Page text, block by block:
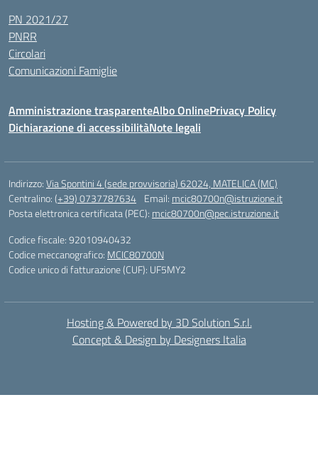
PN 2021/27
PNRR
Circolari
Comunicazioni Famiglie
Amministrazione trasparenteAlbo OnlinePrivacy Policy
Dichiarazione di accessibilitàNote legali
Indirizzo:Via Spontini 4 (sede provvisoria) 62024, MATELICA (MC)
Centralino:(+39) 0737787634 Email: mcic80700n@istruzione.it
Posta elettronica certificata (PEC): mcic80700n@pec.istruzione.it
Codice fiscale: 92010940432
Codice meccanografico: MCIC80700N
Codice unico di fatturazione (CUF): UF5MY2
Hosting & Powered by 3D Solution S.r.l.
Concept & Design by Designers Italia